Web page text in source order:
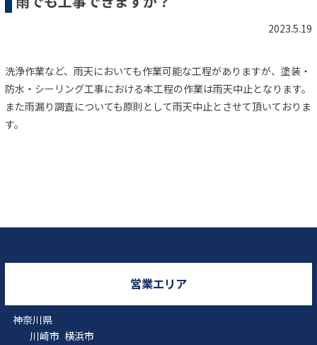
2023.5.19
洗浄作業など、雨天においても作業可能な工程がありますが、塗装・
防水・シーリング工事における本工程の作業は雨天中止となります。
また雨漏り調査についても原則として雨天中止とさせて頂いておりま
す。
営業エリア
神奈川県
川崎市 横浜市